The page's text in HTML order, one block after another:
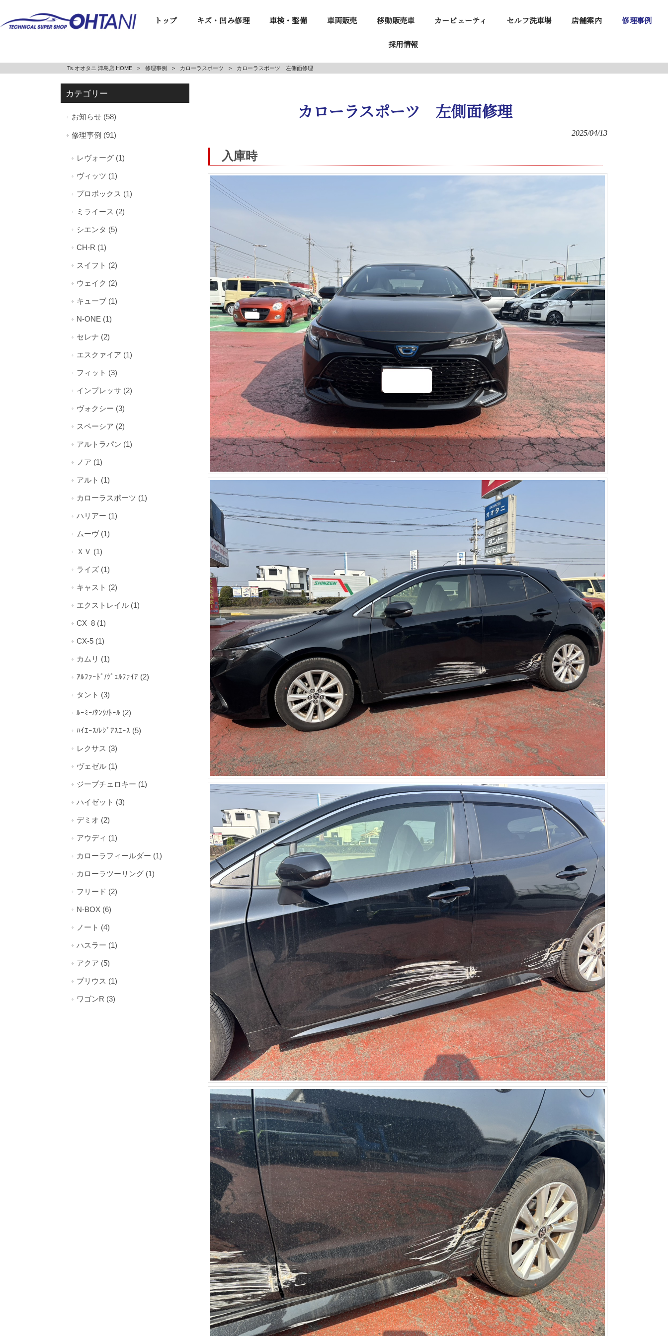
トップ キズ・凹み修理 車検・整備 車両販売 移動販売車 カービューティ セルフ洗車場 店舗案内 修理事例
採用情報
Ts.オオタニ 津島店 HOME > 修理事例 > カローラスポーツ > カローラスポーツ 左側面修理
カローラスポーツ 左側面修理
2025/04/13
入庫時
カテゴリー
お知らせ (58)
修理事例 (91)
レヴォーグ (1)
ヴィッツ (1)
プロボックス (1)
ミライース (2)
シエンタ (5)
CH-R (1)
スイフト (2)
ウェイク (2)
キューブ (1)
N-ONE (1)
セレナ (2)
エスクァイア (1)
フィット (3)
インプレッサ (2)
ヴォクシー (3)
スペーシア (2)
アルトラパン (1)
ノア (1)
アルト (1)
カローラスポーツ (1)
ハリアー (1)
ムーヴ (1)
ＸＶ (1)
ライズ (1)
キャスト (2)
エクストレイル (1)
CXｰ8 (1)
CX-5 (1)
カムリ (1)
ｱﾙﾌｧｰﾄﾞ/ｳﾞｪﾙﾌｧｲｱ (2)
タント (3)
ﾙｰﾐｰ/ﾀﾝｸ/ﾄｰﾙ (2)
ﾊｲｴｰｽ/ﾚｼﾞｱｽｴｰｽ (5)
レクサス (3)
ヴェゼル (1)
ジープチェロキー (1)
ハイゼット (3)
デミオ (2)
アウディ (1)
カローラフィールダー (1)
カローラツーリング (1)
フリード (2)
N-BOX (6)
ノート (4)
ハスラー (1)
アクア (5)
プリウス (1)
ワゴンR (3)